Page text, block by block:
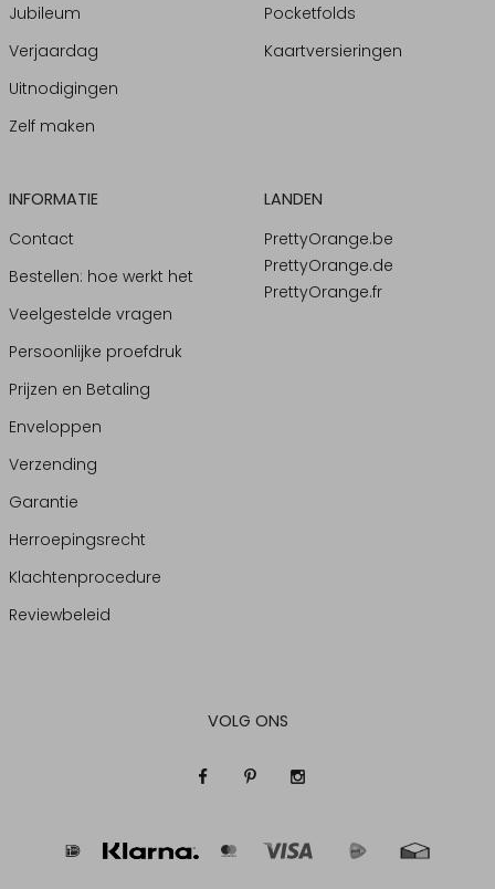
Jubileum
Verjaardag
Uitnodigingen
Zelf maken
Pocketfolds
Kaartversieringen
INFORMATIE
Contact
Bestellen: hoe werkt het
Veelgestelde vragen
Persoonlijke proefdruk
Prijzen en Betaling
Enveloppen
Verzending
Garantie
Herroepingsrecht
Klachtenprocedure
Reviewbeleid
LANDEN
PrettyOrange.be
PrettyOrange.de
PrettyOrange.fr
VOLG ONS